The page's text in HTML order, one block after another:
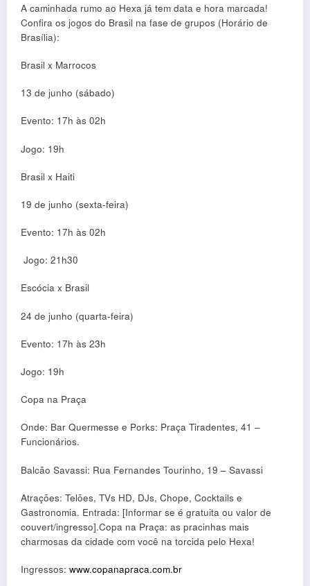
A caminhada rumo ao Hexa já tem data e hora marcada!
Confira os jogos do Brasil na fase de grupos (Horário de
Brasília):
Brasil x Marrocos
13 de junho (sábado)
Evento: 17h às 02h
Jogo: 19h
Brasil x Haiti
19 de junho (sexta-feira)
Evento: 17h às 02h
Jogo: 21h30
Escócia x Brasil
24 de junho (quarta-feira)
Evento: 17h às 23h
Jogo: 19h
Copa na Praça
Onde: Bar Quermesse e Porks: Praça Tiradentes, 41 –
Funcionários.
Balcão Savassi: Rua Fernandes Tourinho, 19 – Savassi
Atrações: Telões, TVs HD, DJs, Chope, Cocktails e
Gastronomia. Entrada: [Informar se é gratuita ou valor de
couvert/ingresso].Copa na Praça: as pracinhas mais
charmosas da cidade com você na torcida pelo Hexa!
Ingressos: www.copanapraca.com.br